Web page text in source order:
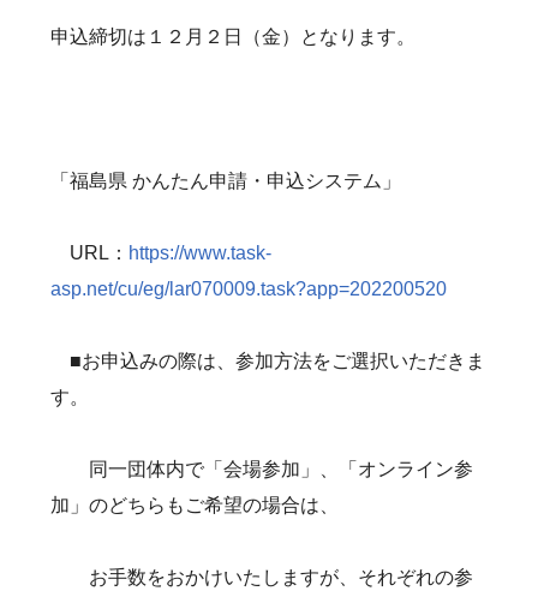
申込締切は１２月２日（金）となります。
「福島県 かんたん申請・申込システム」
URL： https://www.task-
asp.net/cu/eg/lar070009.task?app=202200520
■お申込みの際は、参加方法をご選択いただきま
す。
同一団体内で「会場参加」、「オンライン参
加」のどちらもご希望の場合は、
お手数をおかけいたしますが、それぞれの参